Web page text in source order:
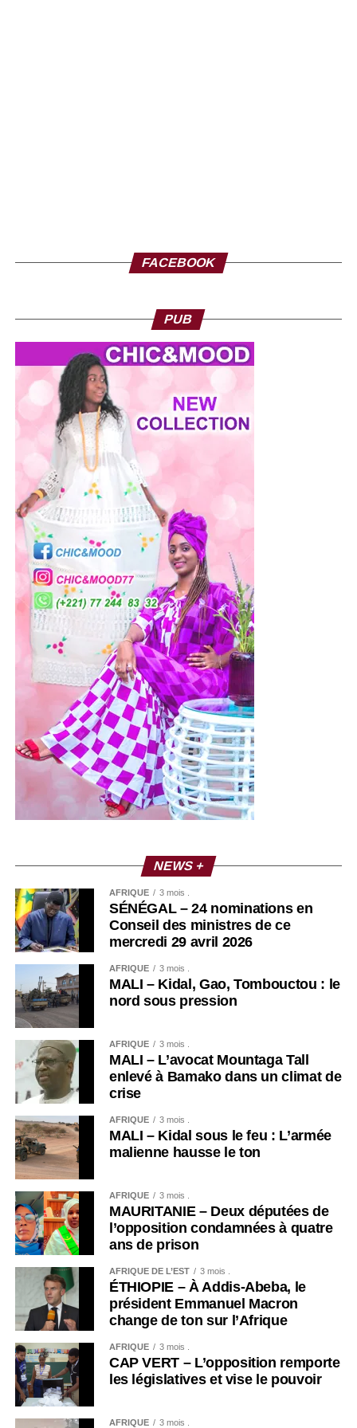
production agricole, de pêche et d’élevage, afin
Communes et Agglomérations du Sénégal, (PACASEN-
rural) financé à hauteur de 352 milliards de fcfa démarrera
cette année, pour améliorer l’accès aux services sociaux
de base dans 435 communes.
Je rappelle que la composante urbaine du PACASEN est
déjà en cours d’activité.
Les politiques d’équité territoriale et de justice sociale
resteront toujours au centre de mes préoccupations ; car
du fond de mon cœur, je veux que chaque sénégalaise et
chaque sénégalais ait sa part de bien-être, de dignité et
de décence qu’une nation qui se veut solidaire, unie et
indivisible peut offrir à tous ses citoyens.
Telle est la vocation de la nation sénégalaise. C’est le
legs que nous ont laissé les anciens, et c’est l’héritage
que nous devons aux générations futures.
Pour ma part, je resterai sans relâche le gardien vigilant
de ce patrimoine national et des exigences attachées à
nos valeurs de culture et de civilisation.
Ensemble, mes chers compatriotes, sur la voie tracée par
nos anciens, continuons de bâtir cette nation riche de sa
diversité ; cette nation chaleureuse et accueillante, qui
notre vie, pour donner vie et force à notre destin commun.
Vive le Sénégal !
Bonsoir et bonne fête de l’indépendance.
RELATED TOPICS:
UP NEXT
[POLITICS] – « Révélation politique : Sonko, un
phénomène à étudier dans les écoles » par
Samba Diamanka
DON'T MISS
[MUSIC-IN] – Coumba Gawlo Seck va mieux : La
diva s’est réconciliée avec sa voix
FACEBOOK
PUB
NEWS +
AFRIQUE 3 mois .
SÉNÉGAL – 24 nominations en
Conseil des ministres de ce
mercredi 29 avril 2026
AFRIQUE 3 mois .
MALI – Kidal, Gao, Tombouctou : le
nord sous pression
AFRIQUE 3 mois .
MALI – L’avocat Mountaga Tall
enlevé à Bamako dans un climat de
crise
AFRIQUE 3 mois .
MALI – Kidal sous le feu : L’armée
malienne hausse le ton
AFRIQUE 3 mois .
MAURITANIE – Deux députées de
l’opposition condamnées à quatre
ans de prison
AFRIQUE DE L’EST 3 mois .
ÉTHIOPIE – À Addis-Abeba, le
président Emmanuel Macron
change de ton sur l’Afrique
AFRIQUE 3 mois .
CAP VERT – L’opposition remporte
les législatives et vise le pouvoir
AFRIQUE 3 mois .